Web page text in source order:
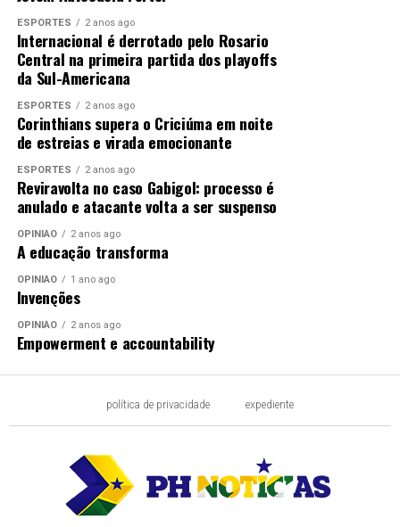
ESPORTES 2 anos ago
Internacional é derrotado pelo Rosario
Central na primeira partida dos playoffs
da Sul-Americana
ESPORTES 2 anos ago
Corinthians supera o Criciúma em noite
de estreias e virada emocionante
ESPORTES 2 anos ago
Reviravolta no caso Gabigol: processo é
anulado e atacante volta a ser suspenso
OPINIÃO 2 anos ago
A educação transforma
OPINIÃO 1 ano ago
Invenções
OPINIÃO 2 anos ago
Empowerment e accountability
política de privacidade expediente